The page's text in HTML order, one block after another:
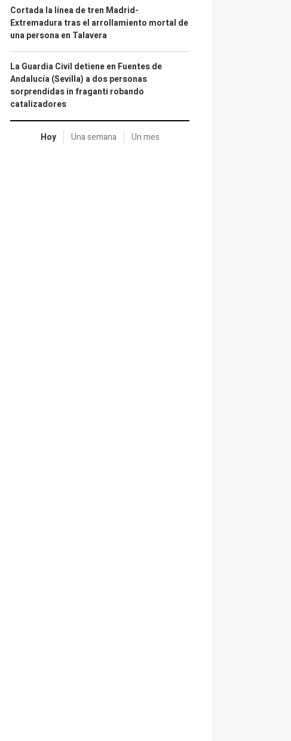
Cortada la línea de tren Madrid-
Extremadura tras el arrollamiento mortal de
una persona en Talavera
La Guardia Civil detiene en Fuentes de
Andalucía (Sevilla) a dos personas
sorprendidas in fraganti robando
catalizadores
Hoy Una semana Un mes